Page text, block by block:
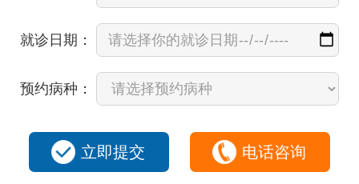
就诊日期：
预约病种：
立即提交 电话咨询